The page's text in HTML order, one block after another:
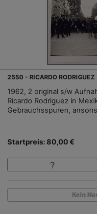
2550 - RICARDO RODRIGUEZ
1962, 2 original s/w
Ricardo Rodriguez in
Gebrauchsspuren,
Startpreis: 80,00 €
Kein